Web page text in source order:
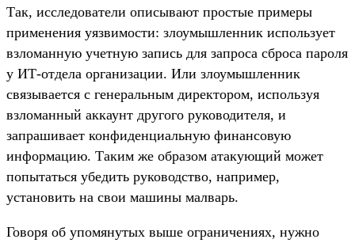
Так, исследователи описывают простые примеры
применения уязвимости: злоумышленник использует
взломанную учетную запись для запроса сброса пароля
у ИТ-отдела организации. Или злоумышленник
связывается с генеральным директором, используя
взломанный аккаунт другого руководителя, и
запрашивает конфиденциальную финансовую
информацию. Таким же образом атакующий может
попытаться убедить руководство, например,
установить на свои машины малварь.
Говоря об упомянутых выше ограничениях, нужно